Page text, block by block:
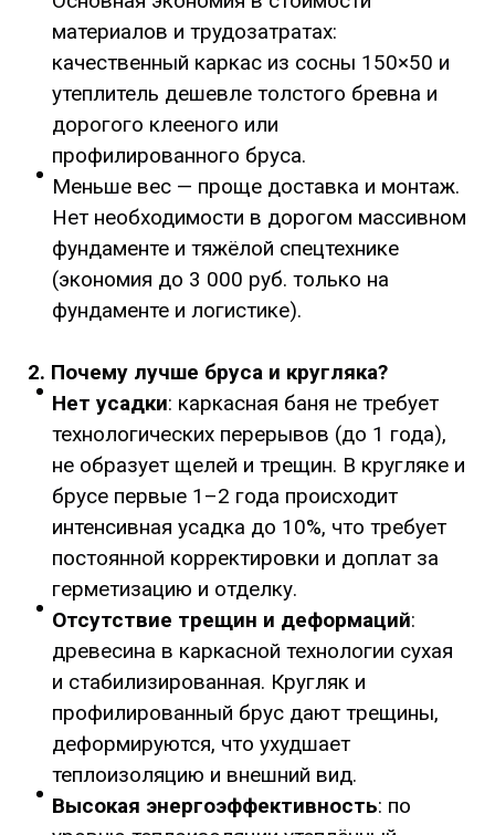
материалов и трудозатратах:
качественный каркас из сосны 150×50 и
утеплитель дешевле толстого бревна и
дорогого клееного или
профилированного бруса.
Меньше вес — проще доставка и монтаж.
Нет необходимости в дорогом массивном
фундаменте и тяжёлой спецтехнике
(экономия до 3 000 руб. только на
фундаменте и логистике).
2. Почему лучше бруса и кругляка?
Нет усадки: каркасная баня не требует
технологических перерывов (до 1 года),
не образует щелей и трещин. В кругляке и
брусе первые 1–2 года происходит
интенсивная усадка до 10%, что требует
постоянной корректировки и доплат за
герметизацию и отделку.
Отсутствие трещин и деформаций:
древесина в каркасной технологии сухая
и стабилизированная. Кругляк и
профилированный брус дают трещины,
деформируются, что ухудшает
теплоизоляцию и внешний вид.
Высокая энергоэффективность: по